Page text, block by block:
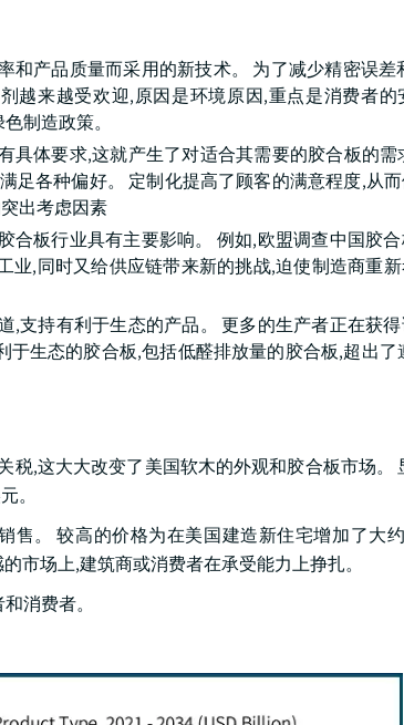
和产品质量而采用的新技术。 为了减少精密误差
越来越受欢迎,原因是环境原因,重点是消费者的
制造政策。
具体要求,这就产生了对适合其需要的胶合板的需
足各种偏好。 定制化提高了顾客的满意程度,从
出考虑因素
合板行业具有主要影响。 例如,欧盟调查中国胶
,同时又给供应链带来新的挑战,迫使制造商重
,支持有利于生态的产品。 更多的生产者正在获
生态的胶合板,包括低醛排放量的胶合板,超出了
税,这大大改变了美国软木的外观和胶合板市场。
。
。 较高的价格为在美国建造新住宅增加了大
市场上,建筑商或消费者在承受能力上挣扎。
消费者。